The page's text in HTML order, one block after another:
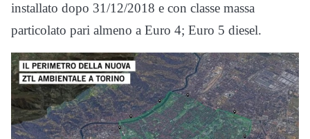
installato dopo 31/12/2018 e con classe massa
particolato pari almeno a Euro 4; Euro 5 diesel.